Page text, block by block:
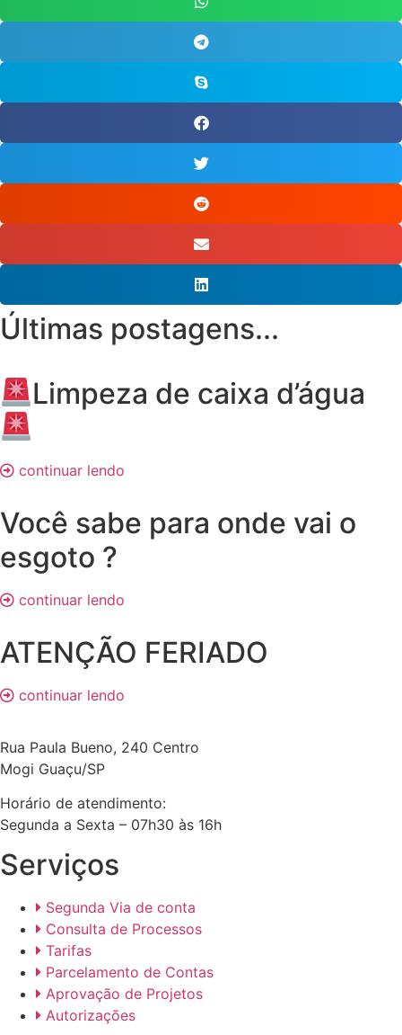
Últimas postagens...
Limpeza de caixa d’água
continuar lendo
Você sabe para onde vai o
esgoto ?
continuar lendo
ATENÇÃO FERIADO
continuar lendo
Rua Paula Bueno, 240 Centro
Mogi Guaçu/SP
Horário de atendimento:
Segunda a Sexta – 07h30 às 16h
Serviços
Segunda Via de conta
Consulta de Processos
Tarifas
Parcelamento de Contas
Aprovação de Projetos
Autorizações